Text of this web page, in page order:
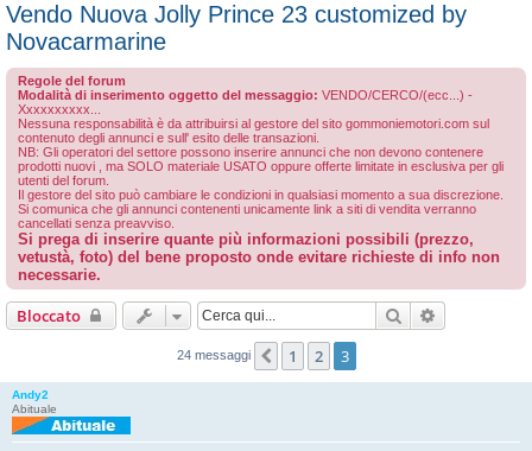
Vendo Nuova Jolly Prince 23 customized by
Novacarmarine
Regole del forum
Modalità di inserimento oggetto del messaggio: VENDO/CERCO/(ecc...) -
Xxxxxxxxxx...
Nessuna responsabilità è da attribuirsi al gestore del sito gommoniemotori.com sul
contenuto degli annunci e sull' esito delle transazioni.
NB: Gli operatori del settore possono inserire annunci che non devono contenere
prodotti nuovi , ma SOLO materiale USATO oppure offerte limitate in esclusiva per gli
utenti del forum.
Il gestore del sito può cambiare le condizioni in qualsiasi momento a sua discrezione.
Si comunica che gli annunci contenenti unicamente link a siti di vendita verranno
cancellati senza preavviso.
Si prega di inserire quante più informazioni possibili (prezzo,
vetustà, foto) del bene proposto onde evitare richieste di info non
necessarie.
Bloccato Cerca
24 messaggi Precedente
1 2 3
Andy2
Abituale